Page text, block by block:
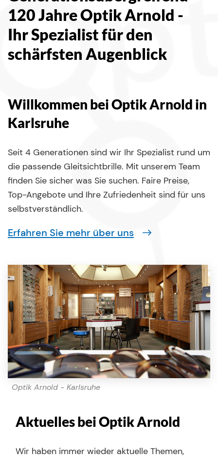
120 Jahre Optik Arnold -
Ihr Spezialist für den
schärfsten Augenblick
Willkommen bei Optik Arnold in
Karlsruhe
Seit 4 Generationen sind wir Ihr Spezialist rund um
die passende Gleitsichtbrille. Mit unserem Team
finden Sie sicher was Sie suchen. Faire Preise,
Top-Angebote und Ihre Zufriedenheit sind für uns
selbstverständlich.
Erfahren Sie mehr über uns
Optik Arnold - Karlsruhe
Aktuelles bei Optik Arnold
Wir haben immer wieder aktuelle Themen,